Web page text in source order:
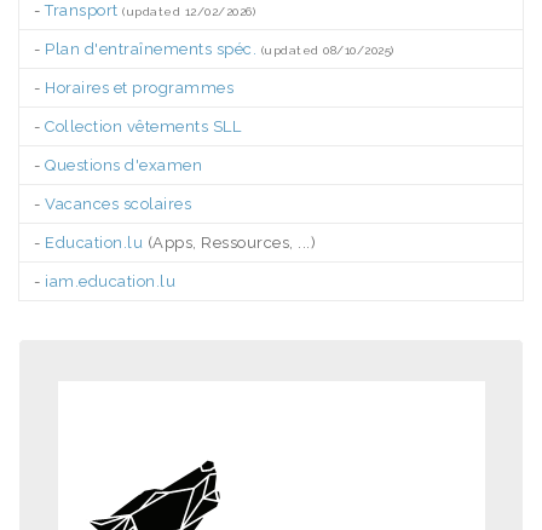
-Transport (updated 12/02/2026)
- Plan d'entraînements spéc. (updated 08/10/2025)
- Horaires et programmes
- Collection vêtements SLL
- Questions d'examen
- Vacances scolaires
- Education.lu (Apps, Ressources, ...)
- iam.education.lu